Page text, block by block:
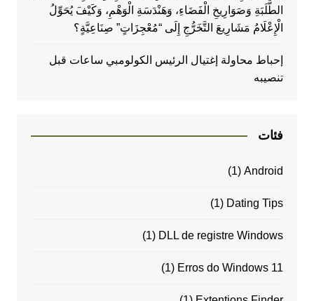
الطَّلَبَةِ وَصَوَارِيخِ الْفَضَاءِ، وَهَنْدَسَةِ الْوَهْمِ، وَكَيْفَ يُحَوِّلُ
الْإِعْلَامُ مَشَارِيعَ التَّخَرُّجِ إِلَى “مُعْجِزَاتٍ” صِنَاعِيَّةٍ؟
إحباط محاولة إغتيال الرئيس الكولومبي ساعات قبل
تنصيبه
فئات
Android
(1)
Dating Tips
(1)
DLL de registre Windows
(1)
Erros do Windows 11
(1)